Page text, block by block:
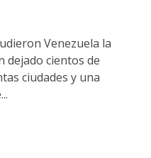
Venezuela la
dejado cientos de
ciudades y una